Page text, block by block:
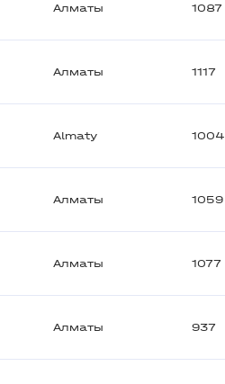
Алматы 1087
Алматы 1117
Almaty 1004
Алматы 1059
Алматы 1077
Алматы 937